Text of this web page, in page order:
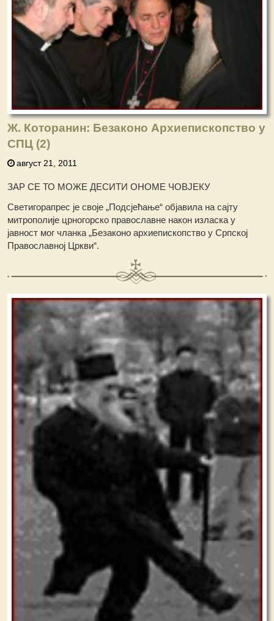
Ж. Которанин: Безаконо Архиепископство у
СПЦ (2)
август 21, 2011
ЗАР СЕ ТО МОЖЕ ДЕСИТИ ОНОМЕ ЧОВЈЕКУ
Светигорапрес је своје „Подсјећање“ објавила на сајту
митрополије црногорско православне након изласка у
јавност мог чланка „Безаконо архиепископство у Српској
Православној Цркви“.